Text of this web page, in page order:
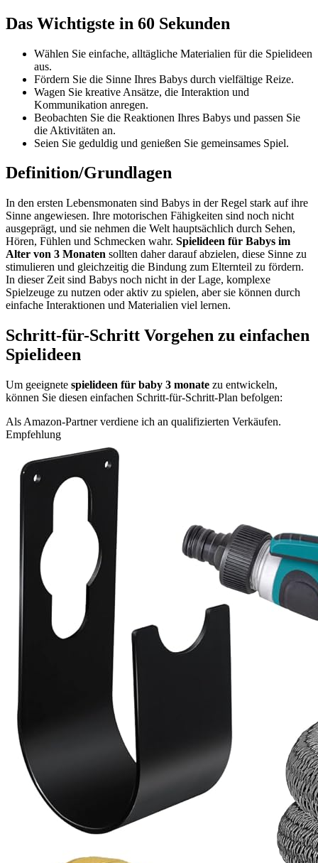
Das Wichtigste in 60 Sekunden
Wählen Sie einfache, alltägliche Materialien für die Spielideen
aus.
Fördern Sie die Sinne Ihres Babys durch vielfältige Reize.
Wagen Sie kreative Ansätze, die Interaktion und
Kommunikation anregen.
Beobachten Sie die Reaktionen Ihres Babys und passen Sie
die Aktivitäten an.
Seien Sie geduldig und genießen Sie gemeinsames Spiel.
Definition/Grundlagen
In den ersten Lebensmonaten sind Babys in der Regel stark auf ihre
Sinne angewiesen. Ihre motorischen Fähigkeiten sind noch nicht
ausgeprägt, und sie nehmen die Welt hauptsächlich durch Sehen,
Hören, Fühlen und Schmecken wahr. Spielideen für Babys im
Alter von 3 Monaten sollten daher darauf abzielen, diese Sinne zu
stimulieren und gleichzeitig die Bindung zum Elternteil zu fördern.
In dieser Zeit sind Babys noch nicht in der Lage, komplexe
Spielzeuge zu nutzen oder aktiv zu spielen, aber sie können durch
einfache Interaktionen und Materialien viel lernen.
Schritt-für-Schritt Vorgehen zu einfachen
Spielideen
Um geeignete spielideen für baby 3 monate zu entwickeln,
können Sie diesen einfachen Schritt-für-Schritt-Plan befolgen:
Als Amazon-Partner verdiene ich an qualifizierten Verkäufen.
Empfehlung